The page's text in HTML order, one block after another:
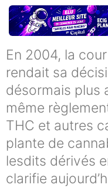
En 2004, la
rendait sa
désormais plus
même
THC et autres
plante de
lesdits dérivés
clarifie